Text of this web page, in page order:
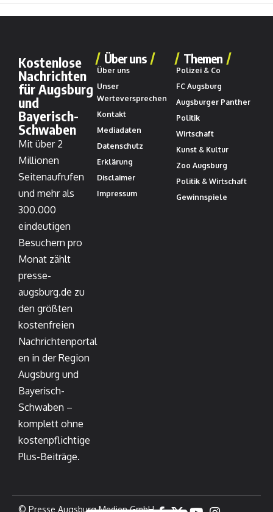
Kostenlose
Nachrichten
für Augsburg
und
Bayerisch-
Schwaben
Mit über 2
Millionen
Seitenaufrufen
und mehr als
300.000
eindeutigen
Besuchern pro
Monat zählt
presse-
augsburg.de zu
den größten
kostenfreien
Nachrichtenportal
en in der Region
Augsburg und
Bayerisch-
Schwaben –
komplett ohne
kostenpflichtige
Plus-Beiträge.
Über uns
Über uns
Unser
Werteversprechen
Kontakt
Mediadaten
Datenschutz
Erklärung
Disclaimer
Impressum
Themen
Polizei & Co
FC Augsburg
Augsburger Panther
Politik
Wirtschaft
Kunst & Kultur
Zoo Augsburg
Politik & Wirtschaft
Gewinnspiele
© Presse Augsburg Medien GmbH